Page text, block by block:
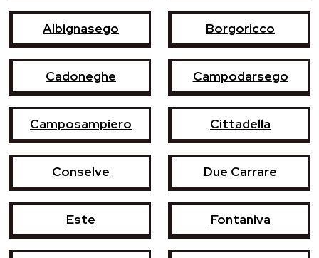
Albignasego Borgoricco
Cadoneghe Campodarsego
Camposampiero Cittadella
Conselve Due Carrare
Este Fontaniva